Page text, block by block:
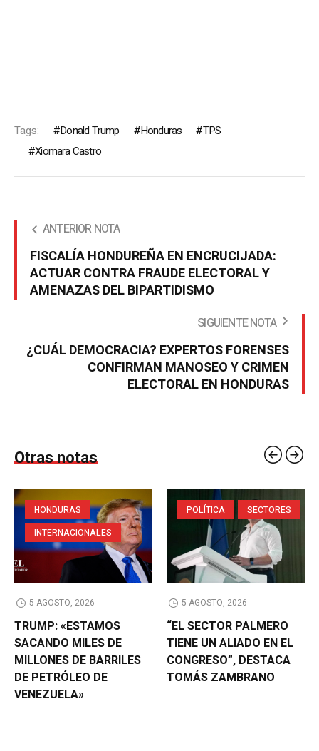
Tags: Donald Trump Honduras
TPS
Xiomara Castro
ANTERIOR NOTA
FISCALÍA HONDUREÑA EN ENCRUCIJADA:
ACTUAR CONTRA FRAUDE ELECTORAL Y
AMENAZAS DEL BIPARTIDISMO
SIGUIENTE NOTA
¿CUÁL DEMOCRACIA? EXPERTOS FORENSES
CONFIRMAN MANOSEO Y CRIMEN
ELECTORAL EN HONDURAS
Otras notas
HONDURAS
INTERNACIONALES
5 AGOSTO, 2026
TRUMP: «ESTAMOS
SACANDO MILES DE
MILLONES DE BARRILES
DE PETRÓLEO DE
VENEZUELA»
POLÍTICA SECTORES
5 AGOSTO, 2026
“EL SECTOR PALMERO
TIENE UN ALIADO EN EL
CONGRESO”, DESTACA
TOMÁS ZAMBRANO